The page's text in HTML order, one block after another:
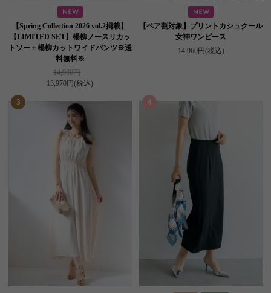
【Spring Collection 2026 vol.2掲載】
【LIMITED SET】楊柳ノースリカッ
トソー＋楊柳カットワイドパンツ※送
料無料※
14,960円
13,970円(税込)
【ペア割対象】プリントカシュクール
女神ワンピース
14,960円(税込)
3 4